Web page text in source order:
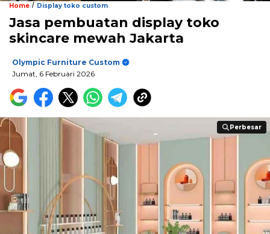
Home / Display toko custom
Jasa pembuatan display toko
skincare mewah Jakarta
Olympic Furniture Custom
Jumat, 6 Februari 2026
Perbesar
Perbesar